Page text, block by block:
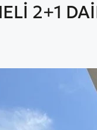
2+1